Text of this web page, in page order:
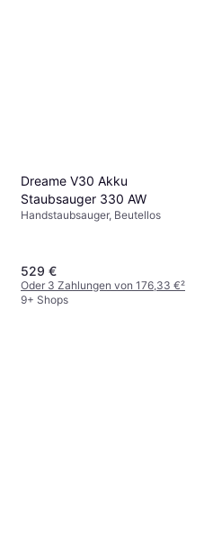
Dreame V30 Akku
Staubsauger 330 AW
Handstaubsauger, Beutellos
529 €
Oder 3 Zahlungen von 176,33 €²
9+ Shops